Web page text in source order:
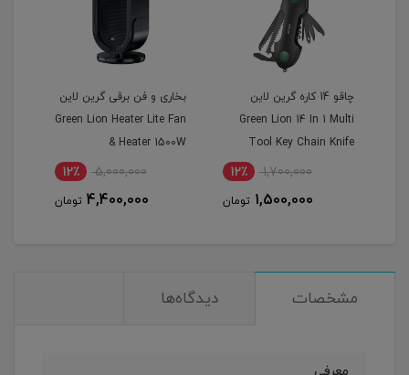
چاقو 14 کاره گرین لاین
Green Lion 14 In 1 Multi
Tool Key Chain Knife
1,700,000 12٪
1,500,000 تومان
بخاری و فن برقی گرین لاین
Green Lion Heater Lite Fan
& Heater 1500W
5,000,000 12٪
4,400,000 تومان
مشخصات دیدگاه‌ها